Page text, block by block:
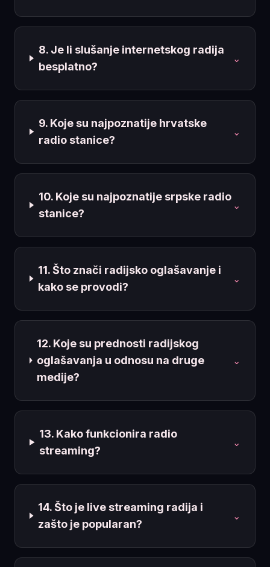
8. Je li slušanje internetskog radija
besplatno?
⌄
9. Koje su najpoznatije hrvatske
radio stanice?
⌄
10. Koje su najpoznatije srpske radio
stanice?
⌄
11. Što znači radijsko oglašavanje i
kako se provodi?
⌄
12. Koje su prednosti radijskog
oglašavanja u odnosu na druge
medije?
⌄
13. Kako funkcionira radio
streaming?
⌄
14. Što je live streaming radija i
zašto je popularan?
⌄